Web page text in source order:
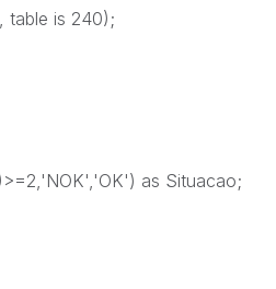
table is 240);
as Situacao;